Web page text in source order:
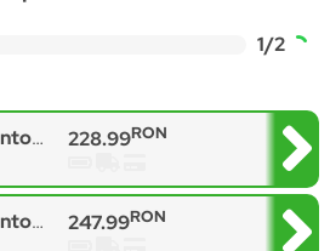
1/2
albastru închis copii 228.99RON
Mid 3.0 Sneakers, Albastru 247.99RON